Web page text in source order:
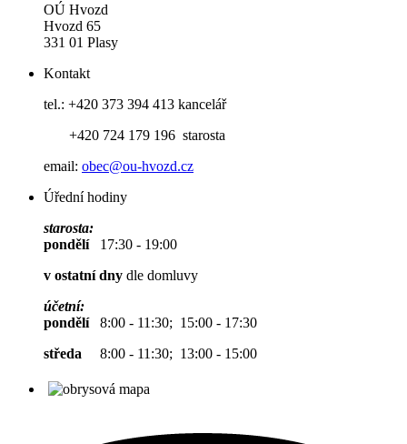
OÚ Hvozd
Hvozd 65
331 01 Plasy
Kontakt
tel.: +420 373 394 413 kancelář
+420 724 179 196 starosta
email: obec@ou-hvozd.cz
Úřední hodiny
starosta:
pondělí 17:30 - 19:00
v ostatní dny dle domluvy
účetní:
pondělí 8:00 - 11:30; 15:00 - 17:30
středa 8:00 - 11:30; 13:00 - 15:00